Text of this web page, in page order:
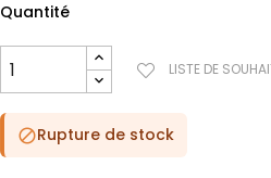
Quantité
LISTE DE
Rupture de stock